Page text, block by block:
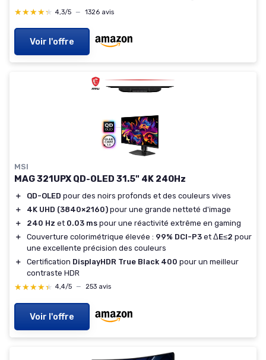
Plus, lumière Bleue, Flicker Free 24" IPS 120hz
★★★★★
★★★★★ 4,3/5 — 1326 avis
Voir l'offre
MSI
MAG 321UPX QD-OLED 31.5" 4K 240Hz
＋ QD-OLED pour des noirs profonds et des couleurs vives
＋
4K UHD (3840×2160) pour une grande netteté d'image
＋
240 Hz et 0.03 ms pour une réactivité extrême en gaming
＋
Couverture colorimétrique élevée : 99% DCI-P3 et ΔE≤2 pour
une excellente précision des couleurs
＋
Certification DisplayHDR True Black 400 pour un meilleur
contraste HDR
★★★★★
★★★★★ 4,4/5 — 253 avis
Voir l'offre